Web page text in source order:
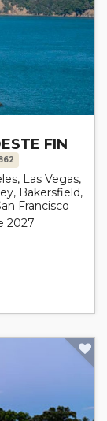
FIN
Las Vegas,
Bakersfield,
Francisco
2027